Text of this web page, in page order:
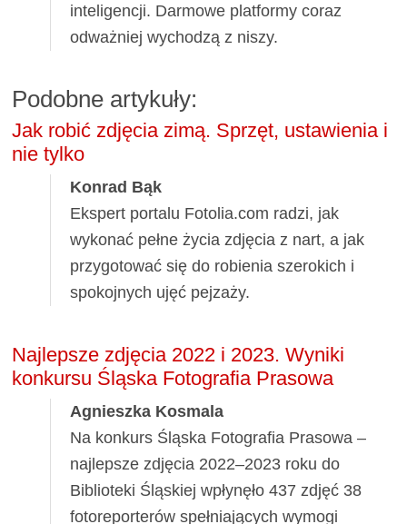
inteligencji. Darmowe platformy coraz
odważniej wychodzą z niszy.
Podobne artykuły:
Jak robić zdjęcia zimą. Sprzęt, ustawienia i
nie tylko
Konrad Bąk
Ekspert portalu Fotolia.com radzi, jak
wykonać pełne życia zdjęcia z nart, a jak
przygotować się do robienia szerokich i
spokojnych ujęć pejzaży.
Najlepsze zdjęcia 2022 i 2023. Wyniki
konkursu Śląska Fotografia Prasowa
Agnieszka Kosmala
Na konkurs Śląska Fotografia Prasowa –
najlepsze zdjęcia 2022–2023 roku do
Biblioteki Śląskiej wpłynęło 437 zdjęć 38
fotoreporterów spełniających wymogi